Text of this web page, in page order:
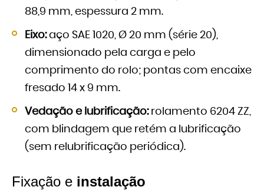
88,9 mm, espessura 2 mm.
Eixo:aço SAE 1020, Ø 20 mm (série 20),
dimensionado pela carga e pelo
comprimento do rolo; pontas com encaixe
fresado 14 x 9 mm.
Vedação e lubrificação:rolamento 6204 ZZ,
com blindagem que retém a lubrificação
(sem relubrificação periódica).
Fixação e instalação